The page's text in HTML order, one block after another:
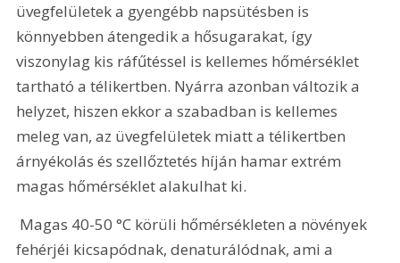
üvegfelületek a gyengébb napsütésben is
könnyebben átengedik a hősugarakat, így
viszonylag kis ráfűtéssel is kellemes hőmérséklet
tartható a télikertben. Nyárra azonban változik a
helyzet, hiszen ekkor a szabadban is kellemes
meleg van, az üvegfelületek miatt a télikertben
árnyékolás és szellőztetés híján hamar extrém
magas hőmérséklet alakulhat ki.
fehérjéi kicsapódnak, denaturálódnak, ami a